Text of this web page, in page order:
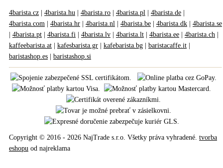
4barista.cz 4barista.hu 4barista.ro 4barista.pl 4barista.de
4barista.com
4barista.hr 4barista.nl 4barista.be 4barista.dk
4barista.se
4barista.pt 4barista.fi 4barista.lv 4barista.lt 4barista.ee 4barista.ch
kaffeebarista.at
kafesbarista.gr kafebarista.bg baristacaffe.it
baristashop.es
baristashop.si
Copyright © 2016 - 2026 NajTrade s.r.o. Všetky práva vyhradené. tvorba
eshopu od najreklama